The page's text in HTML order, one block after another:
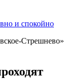
и спокойно
Стрешнево»